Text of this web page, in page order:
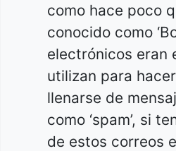
como hace poco
conocido como
electrónicos eran
utilizan para
llenarse de
como ‘spam’, si
de estos correos